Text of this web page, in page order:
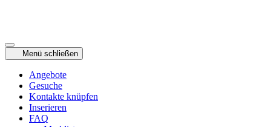
Menü schließen
Angebote
Gesuche
Kontakte knüpfen
Inserieren
FAQ